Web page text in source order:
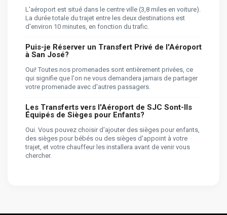
L'aéroport est situé dans le centre ville (3,8 miles en voiture).
La durée totale du trajet entre les deux destinations est
d'environ 10 minutes, en fonction du trafic.
Puis-je Réserver un Transfert Privé de l'Aéroport
à San José?
Oui! Toutes nos promenades sont entièrement privées, ce
qui signifie que l'on ne vous demandera jamais de partager
votre promenade avec d'autres passagers.
Les Transferts vers l'Aéroport de SJC Sont-Ils
Équipés de Sièges pour Enfants?
Oui. Vous pouvez choisir d'ajouter des sièges pour enfants,
des sièges pour bébés ou des sièges d'appoint à votre
trajet, et votre chauffeur les installera avant de venir vous
chercher.